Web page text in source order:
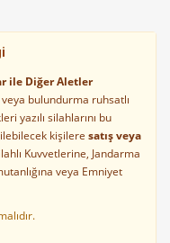
ile Diğer Aletler
bulundurma ruhsatlı
yazılı silahlarını bu
kişilere satış veya
Kuvvetlerine, Jandarma
veya Emniyet